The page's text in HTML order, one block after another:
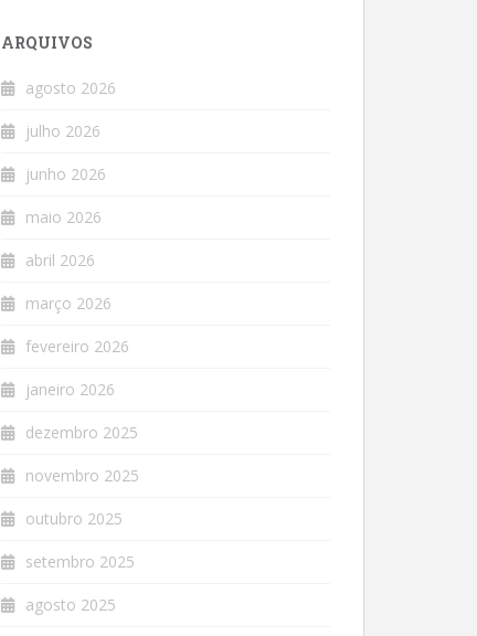
ARQUIVOS
agosto 2026
julho 2026
junho 2026
maio 2026
abril 2026
março 2026
fevereiro 2026
janeiro 2026
dezembro 2025
novembro 2025
outubro 2025
setembro 2025
agosto 2025